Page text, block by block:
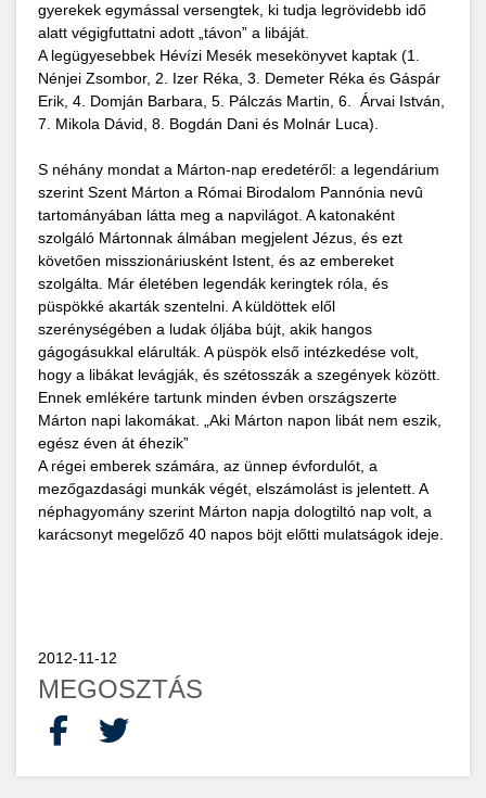
gyerekek egymással versengtek, ki tudja legrövidebb idő
alatt végigfuttatni adott „távon” a libáját.
A legügyesebbek Hévízi Mesék mesekönyvet kaptak (1.
Nénjei Zsombor, 2. Izer Réka, 3. Demeter Réka és Gáspár
Erik, 4. Domján Barbara, 5. Pálczás Martin, 6. Árvai István,
7. Mikola Dávid, 8. Bogdán Dani és Molnár Luca).
S néhány mondat a Márton-nap eredetéről: a legendárium
szerint Szent Márton a Római Birodalom Pannónia nevû
tartományában látta meg a napvilágot. A katonaként
szolgáló Mártonnak álmában megjelent Jézus, és ezt
követően misszionáriusként Istent, és az embereket
szolgálta. Már életében legendák keringtek róla, és
püspökké akarták szentelni. A küldöttek elől
szerénységében a ludak óljába bújt, akik hangos
gágogásukkal elárulták. A püspök első intézkedése volt,
hogy a libákat levágják, és szétosszák a szegények között.
Ennek emlékére tartunk minden évben országszerte
Márton napi lakomákat. „Aki Márton napon libát nem eszik,
egész éven át éhezik”
A régei emberek számára, az ünnep évfordulót, a
mezőgazdasági munkák végét, elszámolást is jelentett. A
néphagyomány szerint Márton napja dologtiltó nap volt, a
karácsonyt megelőző 40 napos böjt előtti mulatságok ideje.
2012-11-12
MEGOSZTÁS
Facebook
X